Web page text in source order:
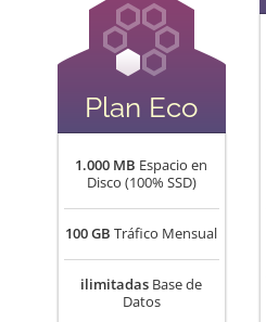
Plan Eco
1.000 MB Espacio en
Disco (100% SSD)
100 GB Tráfico Mensual
ilimitadas Base de
Datos